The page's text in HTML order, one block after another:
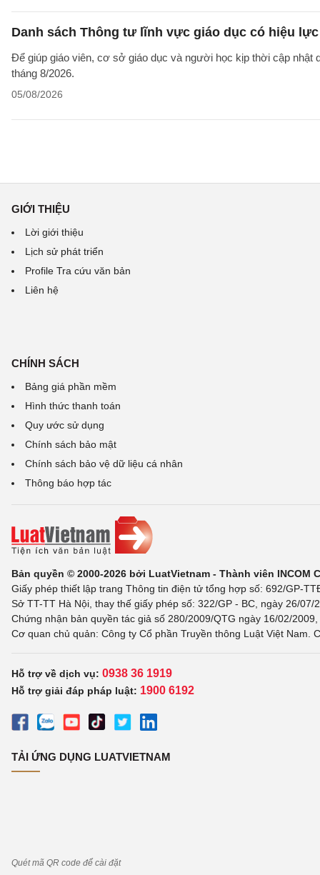
Danh sách Thông tư lĩnh vực giáo dục có hiệu
Để giúp giáo viên, cơ sở giáo dục và người học kịp thời cập
tháng 8/2026.
05/08/2026
GIỚI THIỆU
Lời giới thiệu
Lịch sử phát triển
Profile Tra cứu văn bản
Liên hệ
CHÍNH SÁCH
Bảng giá phần mềm
Hình thức thanh toán
Quy ước sử dụng
Chính sách bảo mật
Chính sách bảo vệ dữ liệu cá nhân
Thông báo hợp tác
Bản quyền © 2000-2026 bởi LuatVietnam - Thành viên INCOM
Giấy phép thiết lập trang Thông tin điện tử tổng hợp số: 692/GP-
Sở TT-TT Hà Nội, thay thế giấy phép số: 322/GP - BC, ngày 26/
Chứng nhận bản quyền tác giả số 280/2009/QTG ngày 16/02/
Cơ quan chủ quản: Công ty Cổ phần Truyền thông Luật Việt Nam.
Hỗ trợ về dịch vụ: 0938 36 1919
Hỗ trợ giải đáp pháp luật: 1900 6192
TẢI ỨNG DỤNG LUATVIETNAM
Quét mã QR code để cài đặt